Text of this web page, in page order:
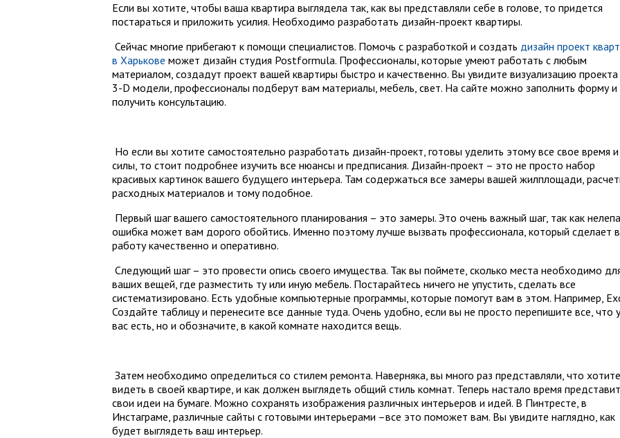
Если вы хотите, чтобы ваша квартира выглядела так, как вы представляли себе в голове, то придется
постараться и приложить усилия. Необходимо разработать дизайн-проект квартиры.
Сейчас многие прибегают к помощи специалистов. Помочь с разработкой и создать дизайн проект
в Харькове может дизайн студия Postformula. Профессионалы, которые умеют работать с любым
материалом, создадут проект вашей квартиры быстро и качественно. Вы увидите визуализацию проекта
3-D модели, профессионалы подберут вам материалы, мебель, свет. На сайте можно заполнить форму и
получить консультацию.
Но если вы хотите самостоятельно разработать дизайн-проект, готовы уделить этому все свое время и
силы, то стоит подробнее изучить все нюансы и предписания. Дизайн-проект – это не просто набор
красивых картинок вашего будущего интерьера. Там содержаться все замеры вашей жилплощади,
расходных материалов и тому подобное.
Первый шаг вашего самостоятельного планирования – это замеры. Это очень важный шаг, так как
ошибка может вам дорого обойтись. Именно поэтому лучше вызвать профессионала, который сделает
работу качественно и оперативно.
Следующий шаг – это провести опись своего имущества. Так вы поймете, сколько места необходимо
ваших вещей, где разместить ту или иную мебель. Постарайтесь ничего не упустить, сделать все
систематизировано. Есть удобные компьютерные программы, которые помогут вам в этом. Например,
Создайте таблицу и перенесите все данные туда. Очень удобно, если вы не просто перепишите все, что у
вас есть, но и обозначите, в какой комнате находится вещь.
Затем необходимо определиться со стилем ремонта. Наверняка, вы много раз представляли, что хотите
видеть в своей квартире, и как должен выглядеть общий стиль комнат. Теперь настало время
свои идеи на бумаге. Можно сохранять изображения различных интерьеров и идей. В Пинтресте, в
Инстаграме, различные сайты с готовыми интерьерами –все это поможет вам. Вы увидите наглядно, как
будет выглядеть ваш интерьер.